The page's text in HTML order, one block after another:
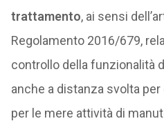
trattamento, ai sensi
Regolamento 2016/679,
controllo della funzionalità
anche a distanza svolta
per le mere attività di